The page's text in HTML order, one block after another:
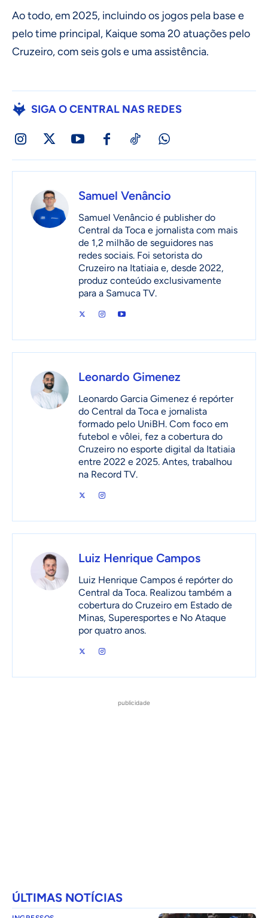
Ao todo, em 2025, incluindo os jogos pela base e
pelo time principal, Kaique soma 20 atuações pelo
Cruzeiro, com seis gols e uma assistência.
SIGA O CENTRAL NAS REDES
Samuel Venâncio
Samuel Venâncio é publisher do
Central da Toca e jornalista com mais
de 1,2 milhão de seguidores nas
redes sociais. Foi setorista do
Cruzeiro na Itatiaia e, desde 2022,
produz conteúdo exclusivamente
para a Samuca TV.
Leonardo Gimenez
Leonardo Garcia Gimenez é repórter
do Central da Toca e jornalista
formado pelo UniBH. Com foco em
futebol e vôlei, fez a cobertura do
Cruzeiro no esporte digital da Itatiaia
entre 2022 e 2025. Antes, trabalhou
na Record TV.
Luiz Henrique Campos
Luiz Henrique Campos é repórter do
Central da Toca. Realizou também a
cobertura do Cruzeiro em Estado de
Minas, Superesportes e No Ataque
por quatro anos.
publicidade
ÚLTIMAS NOTÍCIAS